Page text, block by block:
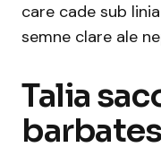
care cade sub
semne clare ale
Talia